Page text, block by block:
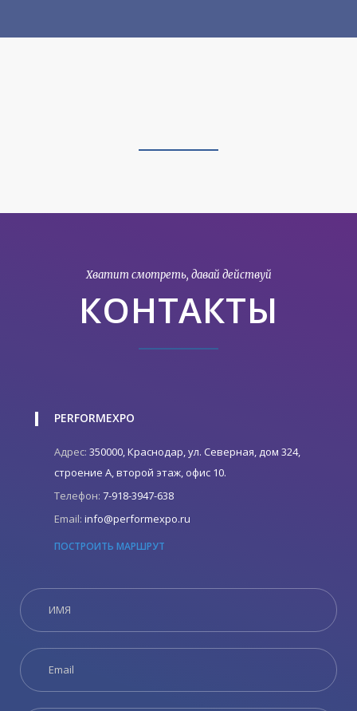
Хватит смотреть, давай действуй
КОНТАКТЫ
PERFORMEXPO
Адрес: 350000, Краснодар, ул. Северная, дом 324,
строение А, второй этаж, офис 10.
Телефон: 7-918-3947-638
Email: info@performexpo.ru
ПОСТРОИТЬ МАРШРУТ